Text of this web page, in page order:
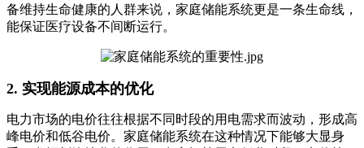
备维持生命健康的人群来说，家庭储能系统更是一条生命线，
能保证医疗设备不间断运行。
2. 实现能源成本的优化
电力市场的电价往往根据不同时段的用电需求而波动，形成高
峰电价和低谷电价。家庭储能系统在这种情况下能够大显身